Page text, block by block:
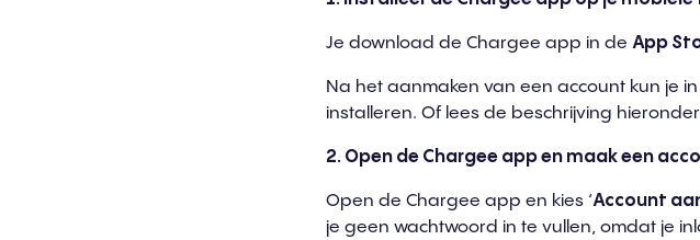
Je download de Chargee app in de App
Na het aanmaken van een account kun je
installeren. Of lees de beschrijving
2. Open de Chargee app en maak een
Open de Chargee app en kies ‘Account
je geen wachtwoord in te vullen, omdat je